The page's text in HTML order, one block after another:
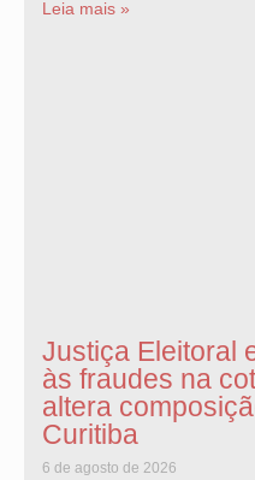
Leia mais »
Justiça Eleitoral
às fraudes na
altera
Curitiba
6 de agosto de 2026